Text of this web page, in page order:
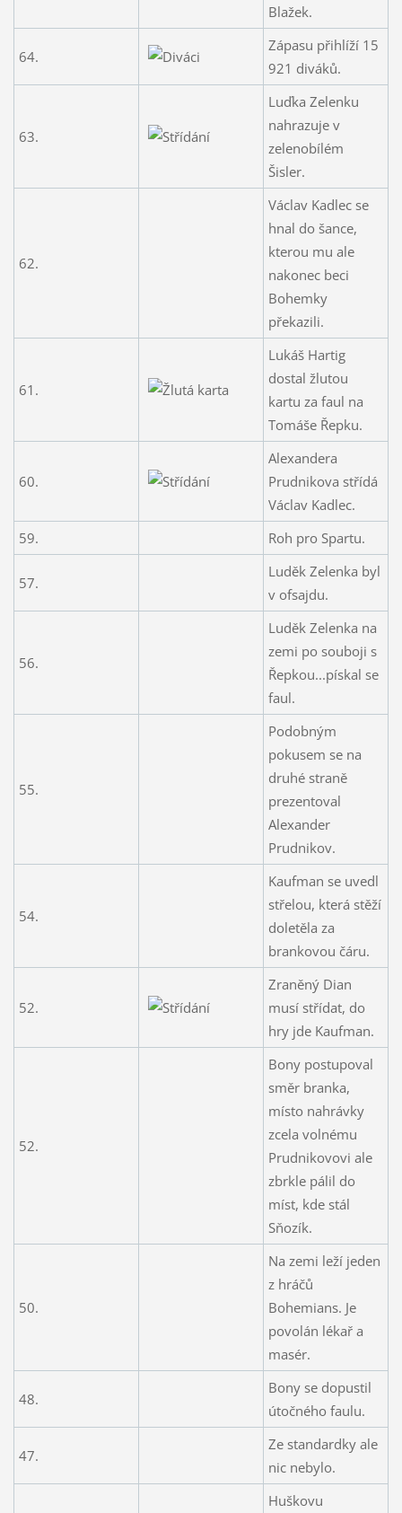
Blažek.
64.
Zápasu přihlíží 15
921 diváků.
63.
Luďka Zelenku
nahrazuje v
zelenobílém
Šisler.
62.
Václav Kadlec se
hnal do šance,
kterou mu ale
nakonec beci
Bohemky
překazili.
61.
Lukáš Hartig
dostal žlutou
kartu za faul na
Tomáše Řepku.
60.
Alexandera
Prudnikova střídá
Václav Kadlec.
59.
Roh pro Spartu.
57.
Luděk Zelenka byl
v ofsajdu.
56.
Luděk Zelenka na
zemi po souboji s
Řepkou...pískal se
faul.
55.
Podobným
pokusem se na
druhé straně
prezentoval
Alexander
Prudnikov.
54.
Kaufman se uvedl
střelou, která stěží
doletěla za
brankovou čáru.
52.
Zraněný Dian
musí střídat, do
hry jde Kaufman.
52.
Bony postupoval
směr branka,
místo nahrávky
zcela volnému
Prudnikovovi ale
zbrkle pálil do
míst, kde stál
Sňozík.
50.
Na zemi leží jeden
z hráčů
Bohemians. Je
povolán lékař a
masér.
48.
Bony se dopustil
útočného faulu.
47.
Ze standardky ale
nic nebylo.
Huškovu